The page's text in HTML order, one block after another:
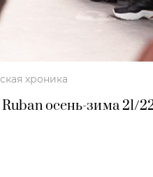
хроника
осень-зима 21/